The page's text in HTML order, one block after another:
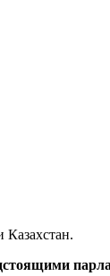
Казахстан.